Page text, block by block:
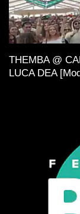
THEMBA @
LUCA DEA